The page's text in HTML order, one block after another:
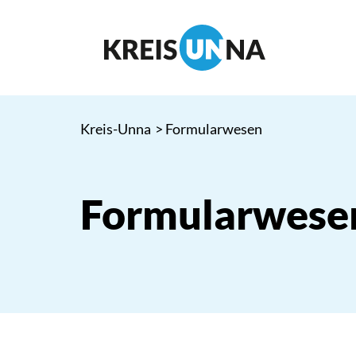
Kreis-Unna > Formularwesen